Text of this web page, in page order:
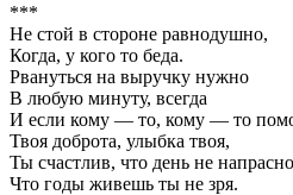
***
Не стой в стороне равнодушно,
Когда, у кого то беда.
Рвануться на выручку нужно
В любую минуту, всегда
И если кому — то, кому — то
Твоя доброта, улыбка твоя,
Ты счастлив, что день не
Что годы живешь ты не зря.